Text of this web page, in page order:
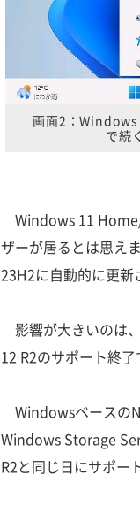
画面2：
で続
Windows 11
ザーが居るとは思え
23H2に自動的に更新
影響が大きいのは
12 R2のサポート終
Windowsベースの
Windows Storage
R2と同じ日にサポー